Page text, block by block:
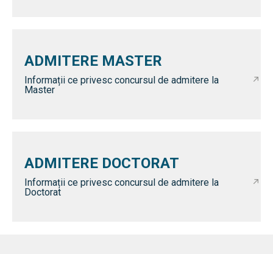
ADMITERE MASTER
Informații ce privesc concursul de admitere la
Master
ADMITERE DOCTORAT
Informații ce privesc concursul de admitere la
Doctorat